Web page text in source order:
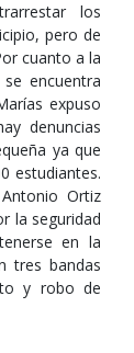
los
pero de
cuanto a la
encuentra
expuso
denuncias
ya que
estudiantes.
Ortiz
la seguridad
en la
tres bandas
y robo de